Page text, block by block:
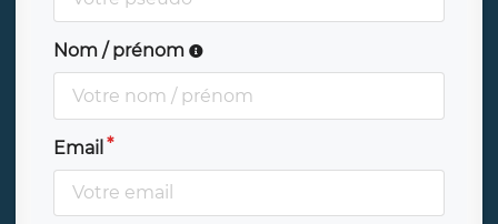
Nom / prénom
Email